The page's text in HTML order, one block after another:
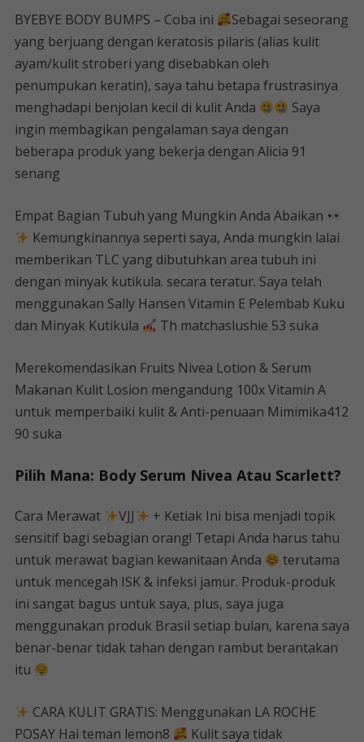
BYEBYE BODY BUMPS – Coba ini
Sebagai seseorang
yang berjuang dengan keratosis pilaris (alias kulit
ayam/kulit stroberi yang disebabkan oleh
penumpukan keratin), saya tahu betapa frustrasinya
menghadapi benjolan kecil di kulit Anda
Saya
ingin membagikan pengalaman saya dengan
beberapa produk yang bekerja dengan Alicia 91
senang
Empat Bagian Tubuh yang Mungkin Anda Abaikan
Kemungkinannya seperti saya, Anda mungkin lalai
memberikan TLC yang dibutuhkan area tubuh ini
dengan minyak kutikula. secara teratur. Saya telah
menggunakan Sally Hansen Vitamin E Pelembab Kuku
dan Minyak Kutikula
Th matchaslushie 53 suka
Merekomendasikan Fruits Nivea Lotion & Serum
Makanan Kulit Losion mengandung 100x Vitamin A
untuk memperbaiki kulit & Anti-penuaan Mimimika412
90 suka
Pilih Mana: Body Serum Nivea Atau Scarlett?
Cara Merawat VJJ
+ Ketiak Ini bisa menjadi topik
sensitif bagi sebagian orang! Tetapi Anda harus tahu
untuk merawat bagian kewanitaan Anda
terutama
untuk mencegah ISK & infeksi jamur. Produk-produk
ini sangat bagus untuk saya, plus, saya juga
menggunakan produk Brasil setiap bulan, karena saya
benar-benar tidak tahan dengan rambut berantakan
itu
CARA KULIT GRATIS: Menggunakan LA ROCHE
POSAY Hai teman lemon8
Kulit saya tidak